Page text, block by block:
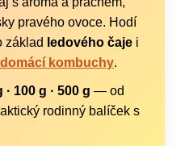
pravého ovoce. Hodí
základ ledového čaje i
domácí kombuchy.
· 100 g · 500 g — od
rodinný balíček s